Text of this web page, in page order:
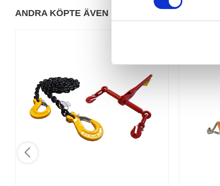
s
a
ANDRA KÖPTE ÄVEN